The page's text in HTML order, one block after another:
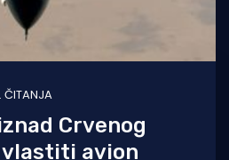
ČITANJA
Crvenog
avion